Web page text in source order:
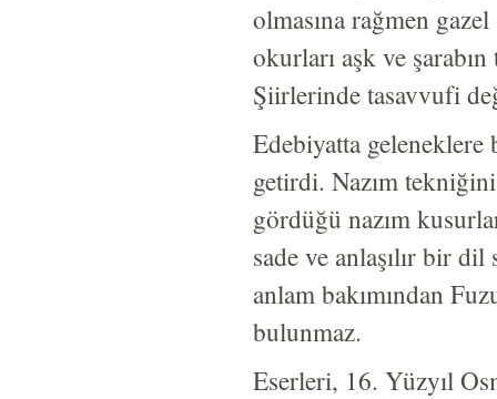
olmasına rağmen
okurları aşk ve
Şiirlerinde tasavvufi
Edebiyatta geleneklere
getirdi. Nazım
gördüğü nazım
sade ve anlaşılır bir
anlam bakımından
bulunmaz.
Eserleri, 16. Yüzyıl